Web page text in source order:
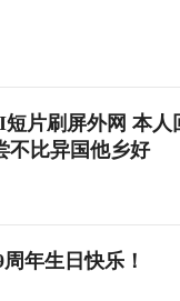
片刷屏外网 本人
不比异国他乡好
年生日快乐！